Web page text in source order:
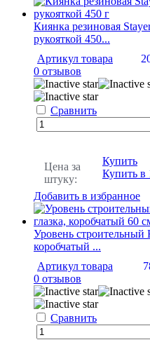
Киянка резиновая
рукояткой 450...
Артикул товара
0 отзывов
Сравнить
Цена за
штуку:
Купить
Купить в
Добавить в избранное
Уровень строительный
коробчатый ...
Артикул товара
0 отзывов
Сравнить